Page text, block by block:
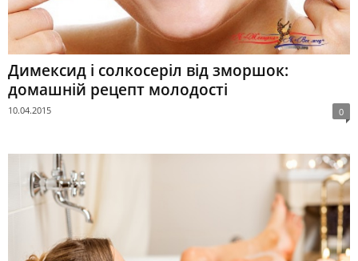
Димексид і солкосеріл від зморшок:
домашній рецепт молодості
10.04.2015 0